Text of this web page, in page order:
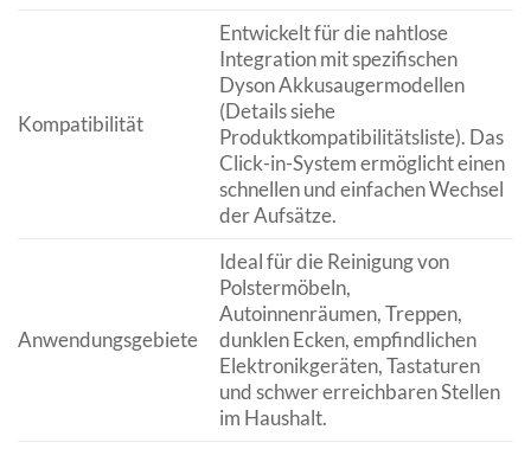
Kompatibilität
Entwickelt für die nahtlose
Integration mit spezifischen
Dyson Akkusaugermodellen
(Details siehe
Produktkompatibilitätsliste). Das
Click-in-System ermöglicht einen
schnellen und einfachen Wechsel
der Aufsätze.
Anwendungsgebiete
Ideal für die Reinigung von
Polstermöbeln,
Autoinnenräumen, Treppen,
dunklen Ecken, empfindlichen
Elektronikgeräten, Tastaturen
und schwer erreichbaren Stellen
im Haushalt.